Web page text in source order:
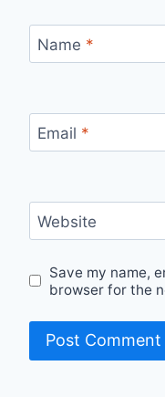
Name *
Email *
Website
Save my name,
browser for the